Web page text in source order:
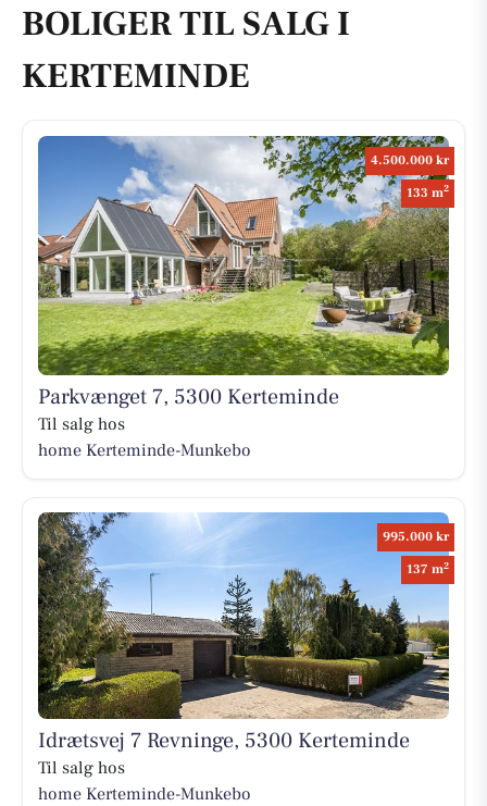
BOLIGER TIL SALG I
KERTEMINDE
4.500.000 kr
133 m2
Parkvænget 7, 5300 Kerteminde
Til salg hos
home Kerteminde-Munkebo
995.000 kr
137 m2
Idrætsvej 7 Revninge, 5300 Kerteminde
Til salg hos
home Kerteminde-Munkebo